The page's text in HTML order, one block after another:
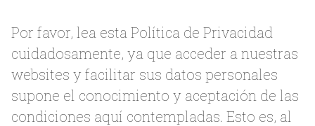
Por favor, lea esta Política de Privacidad
cuidadosamente, ya que acceder a nuestras
websites y facilitar sus datos personales
supone el conocimiento y aceptación de las
condiciones aquí contempladas. Esto es, al